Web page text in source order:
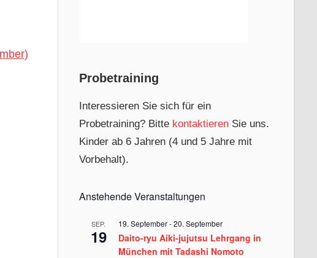
Probetraining
Interessieren Sie sich für ein
Probetraining? Bitte kontaktierenSie uns.
Kinder ab 6 Jahren (4 und 5 Jahre mit
Vorbehalt).
Anstehende Veranstaltungen
SEP.
19
19. September-20. September
Daito-ryu Aiki-jujutsu Lehrgang in
München mit Tadashi Nomoto